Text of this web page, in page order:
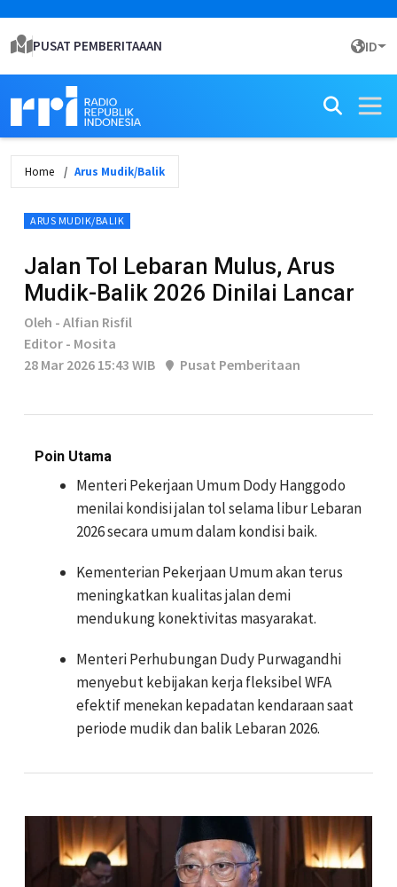
PUSAT PEMBERITAAAN ID
Home Arus Mudik/Balik
ARUS MUDIK/BALIK
Jalan Tol Lebaran Mulus, Arus
Mudik-Balik 2026 Dinilai Lancar
Oleh - Alfian Risfil
Editor - Mosita
28 Mar 2026 15:43 WIB
Pusat Pemberitaan
Poin Utama
Menteri Pekerjaan Umum Dody Hanggodo
menilai kondisi jalan tol selama libur Lebaran
2026 secara umum dalam kondisi baik.
Kementerian Pekerjaan Umum akan terus
meningkatkan kualitas jalan demi
mendukung konektivitas masyarakat.
Menteri Perhubungan Dudy Purwagandhi
menyebut kebijakan kerja fleksibel WFA
efektif menekan kepadatan kendaraan saat
periode mudik dan balik Lebaran 2026.